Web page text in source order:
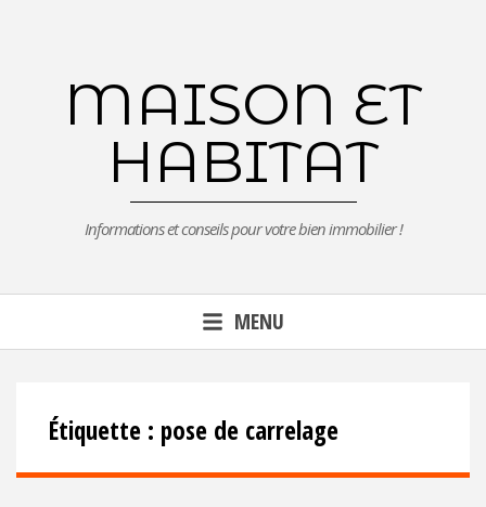
MAISON ET
HABITAT
Informations et conseils pour votre bien immobilier !
MENU
Étiquette : pose de carrelage